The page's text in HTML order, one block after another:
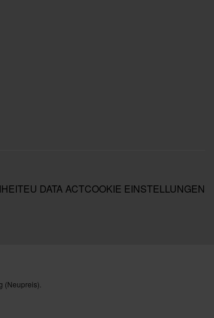
EU DATA ACTCOOKIE EINSTELLUNGEN
(Neupreis).